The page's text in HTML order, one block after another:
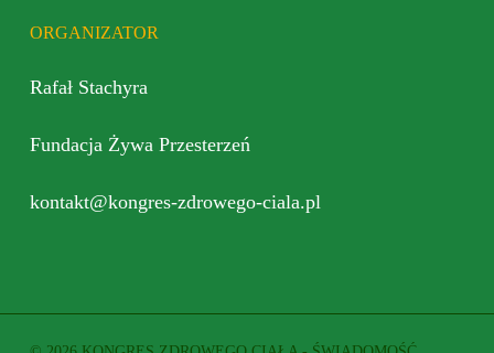
ORGANIZATOR
Rafał Stachyra
Fundacja Żywa Przesterzeń
kontakt@kongres-zdrowego-ciala.pl